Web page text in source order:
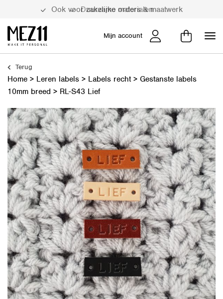
Duurzame materialen
Mijn account
Terug
Home > Leren labels > Labels recht> Gestanste labels
10mm breed > RL-S43 Lief